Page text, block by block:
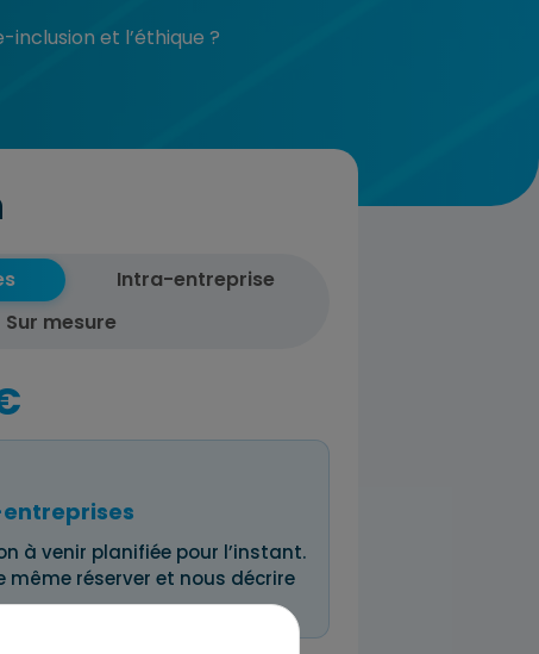
et l’éthique ?
Intra-entreprise
Sur mesure
à venir planifiée pour l’instant.
même réserver et nous décrire